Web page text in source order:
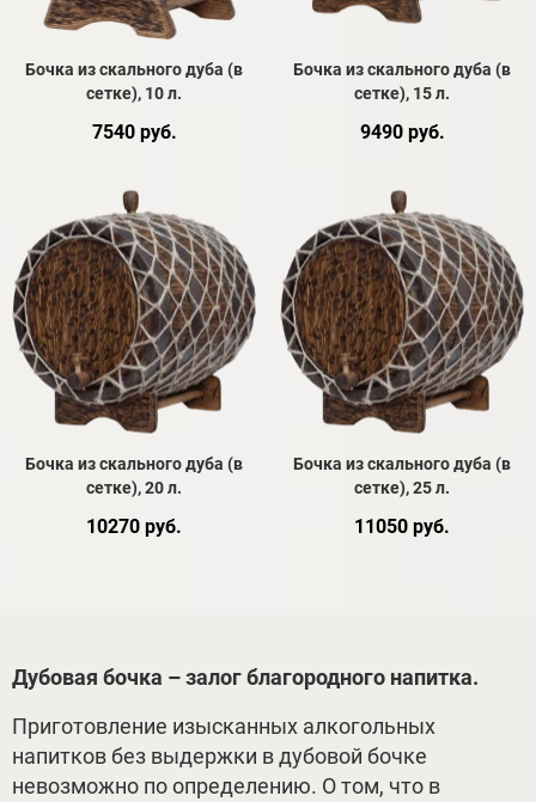
Бочка из скального дуба (в
сетке), 10 л.
7540 руб.
Бочка из скального дуба (в
сетке), 15 л.
9490 руб.
Бочка из скального дуба (в
сетке), 20 л.
10270 руб.
Бочка из скального дуба (в
сетке), 25 л.
11050 руб.
Дубовая бочка – залог благородного напитка.
Приготовление изысканных алкогольных
напитков без выдержки в дубовой бочке
невозможно по определению. О том, что в